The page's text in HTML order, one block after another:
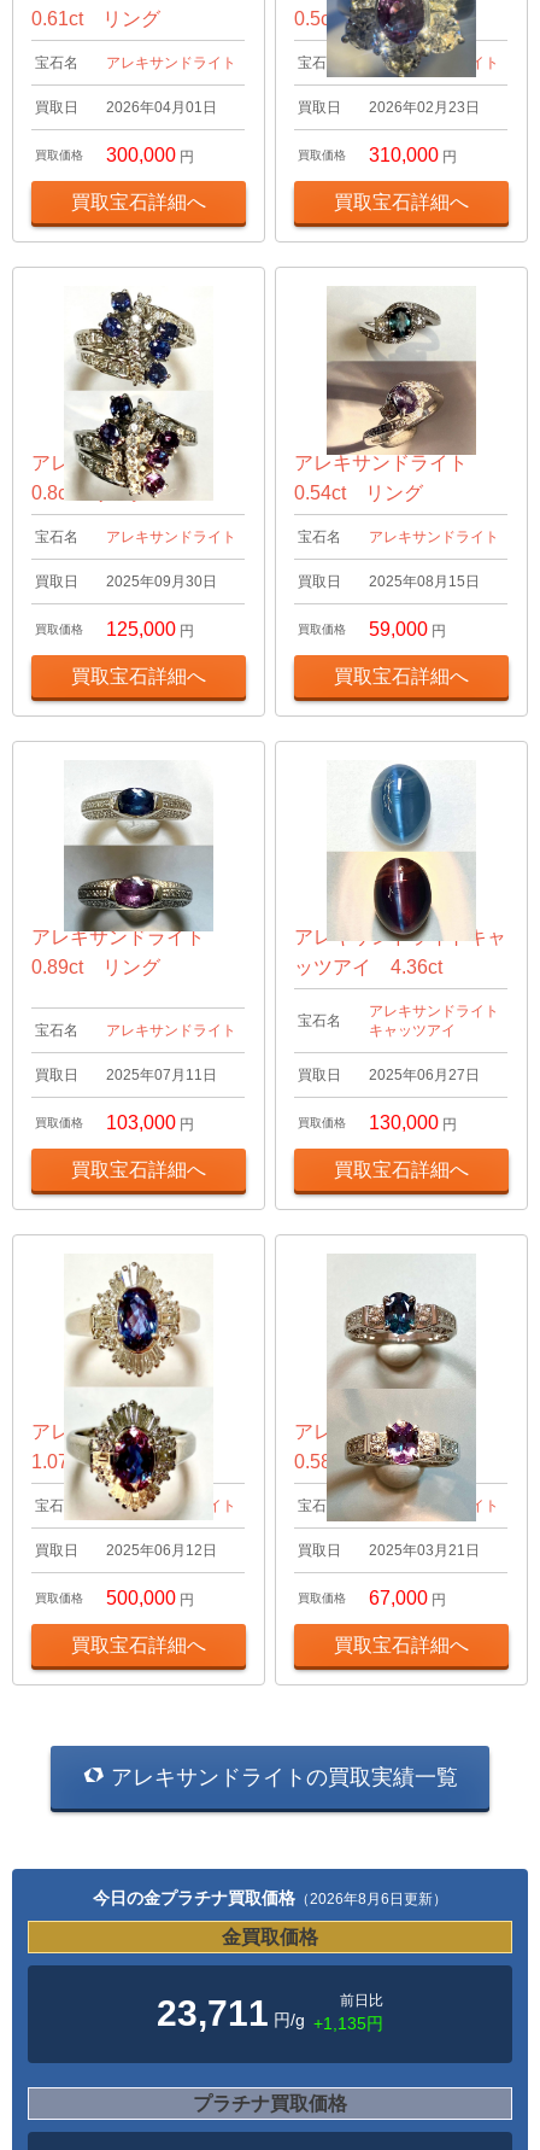
0.61ct リング
宝石名 アレキサンドライト
買取日 2026年04月01日
買取価格 300,000 円
買取宝石詳細へ
0.5ct リング
宝石名 アレキサンドライト
買取日 2026年02月23日
買取価格 310,000 円
買取宝石詳細へ
アレキサンドライト
0.8ct リング
宝石名 アレキサンドライト
買取日 2025年09月30日
買取価格 125,000 円
買取宝石詳細へ
アレキサンドライト
0.54ct リング
宝石名 アレキサンドライト
買取日 2025年08月15日
買取価格 59,000 円
買取宝石詳細へ
アレキサンドライト
0.89ct リング
宝石名 アレキサンドライト
買取日 2025年07月11日
買取価格 103,000 円
買取宝石詳細へ
アレキサンドライトキャ
ッツアイ 4.36ct
宝石名
アレキサンドライト
キャッツアイ
買取日 2025年06月27日
買取価格 130,000 円
買取宝石詳細へ
アレキサンドライト
1.07ct リング
宝石名 アレキサンドライト
買取日 2025年06月12日
買取価格 500,000 円
買取宝石詳細へ
アレキサンドライト
0.58ct リング
宝石名 アレキサンドライト
買取日 2025年03月21日
買取価格 67,000 円
買取宝石詳細へ
アレキサンドライトの買取実績一覧
今日の金プラチナ買取価格 （2026年8月6日更新）
金買取価格
23,711 円/g
前日比
+1,135円
プラチナ買取価格